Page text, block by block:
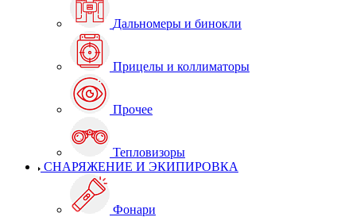
Дальномеры и бинокли
Прицелы и коллиматоры
Прочее
Тепловизоры
СНАРЯЖЕНИЕ И ЭКИПИРОВКА
Фонари